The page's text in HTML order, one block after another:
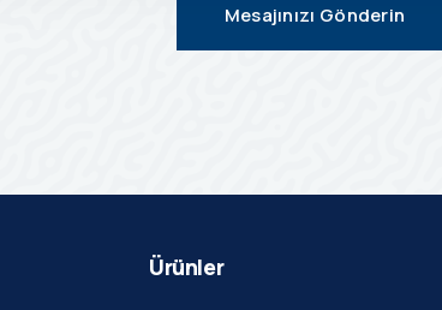
Mesajınızı Gönderin
Ürünler